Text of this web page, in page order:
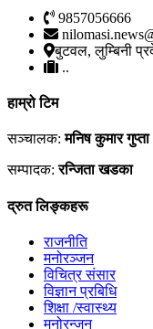
9857056666
बुटवल, लुम्बिनी
..
हाम्रो टिम
सञ्चालक:मनिष कुमार गुप्ता
सम्पादक:रन्जिता खडका
द्रुत लिङ्कहरू
राजनीति
मनोरञ्जन
विचित्र संसार
विज्ञान प्रबिधि
शिक्षा /स्वास्थ्य
मनोरन्जन